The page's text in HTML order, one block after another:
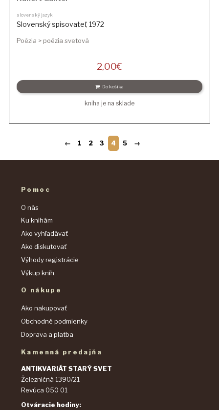
slovenský jazyk
Slovenský spisovateľ, 1972
Poézia > poézia svetová
2,00€
Do košíka
kniha je na sklade
← 1 2 3 4 5 →
Pomoc
O nás
Ku knihám
Ako vyhľadávať
Ako diskutovať
Výhody registrácie
Výkup kníh
O nákupe
Ako nakupovať
Obchodné podmienky
Doprava a platba
Kamenná predajňa
ANTIKVARIÁT STARÝ SVET
Železničná 1390/21
Revúca 050 01
Otváracie hodiny: